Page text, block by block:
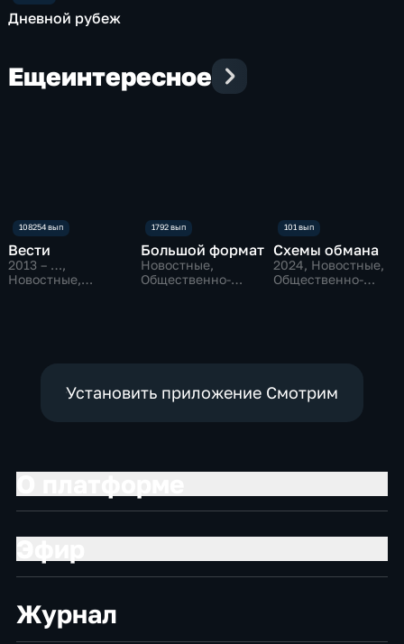
Дневной рубеж
Ещеинтересное
Вести
2013 – …,
Новостные,
Большой формат
Новостные,
Общественно-
Схемы обмана
2024, Новостные,
Общественно-
Установить приложение Смотрим
Журнал